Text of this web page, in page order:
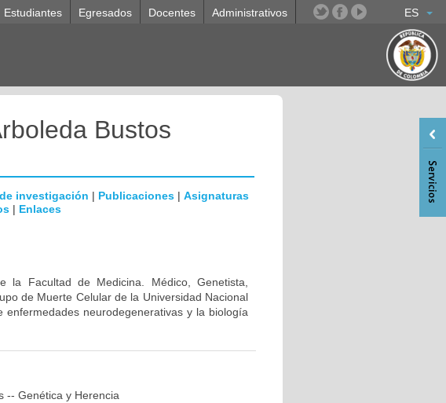
ES
Estudiantes Egresados Docentes Administrativos
Bustos
investigación | Publicaciones | Asignaturas
| Enlaces
la Facultad de Medicina. Médico, Genetista,
de Muerte Celular de la Universidad Nacional
neurodegenerativas y la biología
-- Genética y Herencia